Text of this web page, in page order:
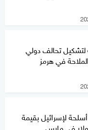
لتشكيل تحالف دولي
في هرمز
أسلحة لإسرائيل بقيمة